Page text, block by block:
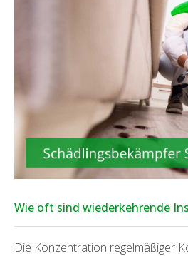
Wie oft sind wiederkehrende
Die Konzentration regelmäßiger